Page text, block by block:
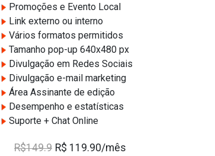
Promoções e Evento Local
Link externo ou interno
Vários formatos permitidos
Tamanho pop-up 640x480 px
Divulgação em Redes Sociais
Divulgação e-mail marketing
Área Assinante de edição
Desempenho e estatísticas
Suporte + Chat Online
R$149.9 R$ 119.90/mês